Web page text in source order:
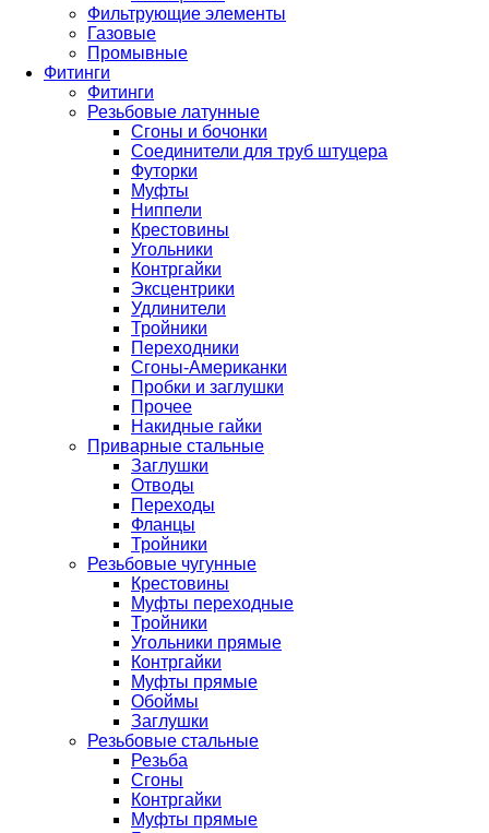
Фильтрующие элементы
Газовые
Промывные
Фитинги
Фитинги
Резьбовые латунные
Сгоны и бочонки
Соединители для труб штуцера
Футорки
Муфты
Ниппели
Крестовины
Угольники
Контргайки
Эксцентрики
Удлинители
Тройники
Переходники
Сгоны-Американки
Пробки и заглушки
Прочее
Накидные гайки
Приварные стальные
Заглушки
Отводы
Переходы
Фланцы
Тройники
Резьбовые чугунные
Крестовины
Муфты переходные
Тройники
Угольники прямые
Контргайки
Муфты прямые
Обоймы
Заглушки
Резьбовые стальные
Резьба
Сгоны
Контргайки
Муфты прямые